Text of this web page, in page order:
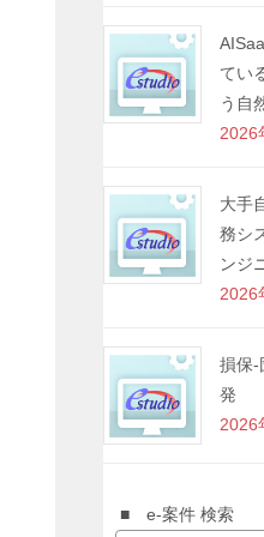
てい
う自
2026
大手
務シ
ンジ
2026
損保-
発
2026
■ e-案件 検索